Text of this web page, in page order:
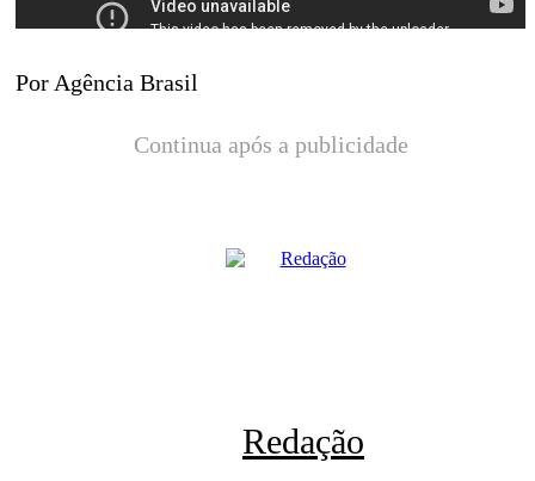
Por Agência Brasil
Continua após a publicidade
Redação